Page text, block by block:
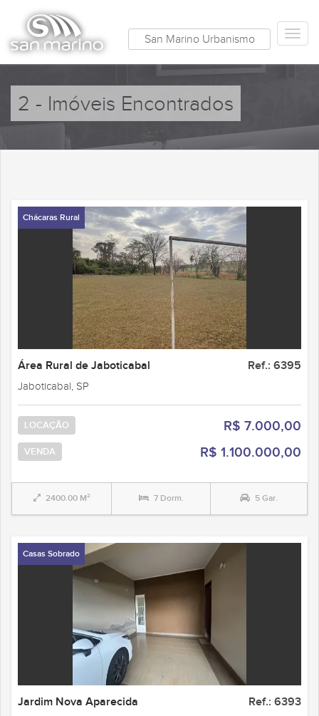
San Marino Urbanismo
2 - Imóveis Encontrados
Chácaras Rural
Área Rural de Jaboticabal Ref.: 6395
Jaboticabal, SP
LOCAÇÃO R$ 7.000,00
VENDA R$ 1.100.000,00
2400.00 M² 7 Dorm. 5 Gar.
Casas Sobrado
Jardim Nova Aparecida Ref.: 6393